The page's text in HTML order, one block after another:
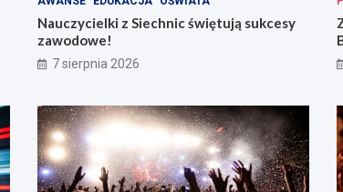
Nauczycielki z Siechnic świętują sukcesy
zawodowe!
7 sierpnia 2026